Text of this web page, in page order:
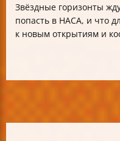
Звёздные горизонты
попасть в НАСА, и что
к новым открытиям и